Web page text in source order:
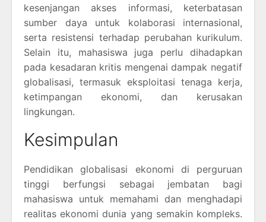
kesenjangan akses informasi, keterbatasan
sumber daya untuk kolaborasi internasional,
serta resistensi terhadap perubahan kurikulum.
Selain itu, mahasiswa juga perlu dihadapkan
pada kesadaran kritis mengenai dampak negatif
globalisasi, termasuk eksploitasi tenaga kerja,
ketimpangan ekonomi, dan kerusakan
lingkungan.
Kesimpulan
Pendidikan globalisasi ekonomi di perguruan
tinggi berfungsi sebagai jembatan bagi
mahasiswa untuk memahami dan menghadapi
realitas ekonomi dunia yang semakin kompleks.